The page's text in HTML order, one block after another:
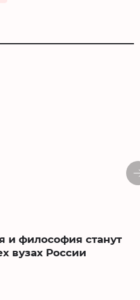
и философия станут
вузах России